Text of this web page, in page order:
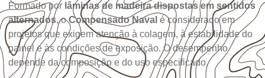
Formado por lâminas de madeira dispostas em sentidos
alternados, oCompensado Naval é considerado em
projetos que exigem atenção à colagem, à estabilidade do
painel e às condições de exposição. O desempenho
depende da composição e do uso especificado.